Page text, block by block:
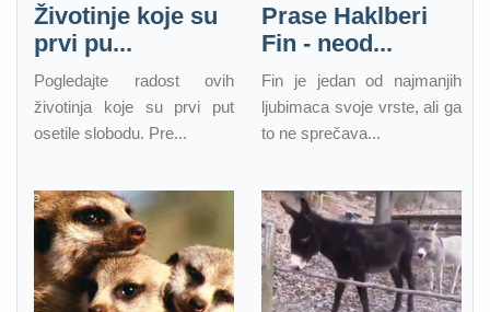
Životinje koje su
prvi pu...
Pogledajte radost ovih
životinja koje su prvi put
osetile slobodu. Pre...
Prase Haklberi
Fin - neod...
Fin je jedan od najmanjih
ljubimaca svoje vrste, ali ga
to ne sprečava...